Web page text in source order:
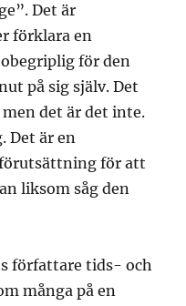
Det är
förklara en
för den
på sig själv. Det
det är det inte.
Det är en
för att
liksom såg den
författare tids- och
många på en